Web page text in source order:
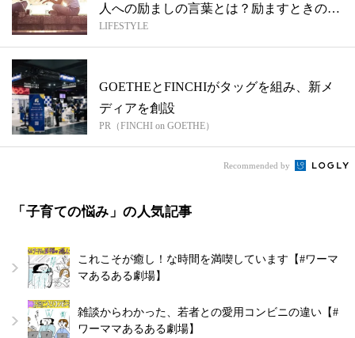
人への励ましの言葉とは？励ますときの注
意点...
LIFESTYLE
GOETHEとFINCHIがタッグを組み、新メ
ディアを創設
PR（FINCHI on GOETHE）
Recommended by
「子育ての悩み」の人気記事
これこそが癒し！な時間を満喫しています【#ワーマ
マあるある劇場】
雑談からわかった、若者との愛用コンビニの違い【#
ワーママあるある劇場】